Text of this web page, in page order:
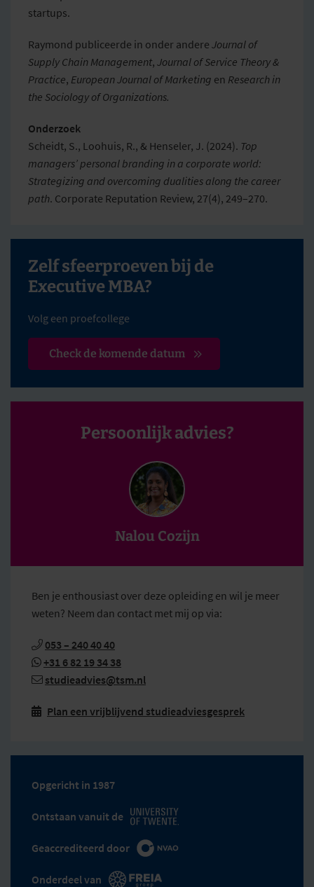
startups.
Raymond publiceerde in onder andere Journal of
Supply Chain Management, Journal of Service Theory &
Practice, European Journal of Marketing en Research in
the Sociology of Organizations.
Onderzoek
Scheidt, S., Loohuis, R., & Henseler, J. (2024). Top
managers’ personal branding in a corporate world:
Strategizing and overcoming dualities along the career
path. Corporate Reputation Review, 27(4), 249–270.
Zelf sfeerproeven bij de
Executive MBA?
Volg een proefcollege
Check de komende datum
Persoonlijk advies?
Nalou Cozijn
Ben je enthousiast over deze opleiding en wil je meer
weten? Neem dan contact met mij op via:
053 – 240 40 40
+31 6 82 19 34 38
studieadvies@tsm.nl
 Plan een vrijblijvend studieadviesgesprek
Opgericht in 1987
Ontstaan vanuit de
Geaccrediteerd door
Onderdeel van